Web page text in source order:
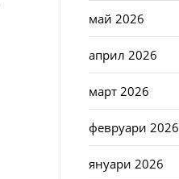
май 2026
април 2026
март 2026
февруари 2026
януари 2026